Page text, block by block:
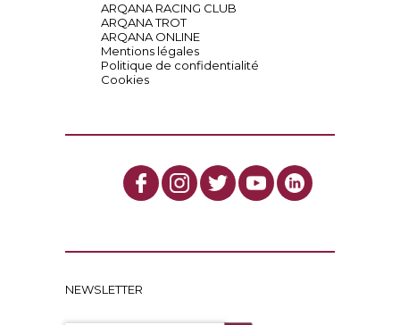
ARQANA RACING CLUB
ARQANA TROT
ARQANA ONLINE
Mentions légales
Politique de confidentialité
Cookies
NEWSLETTER